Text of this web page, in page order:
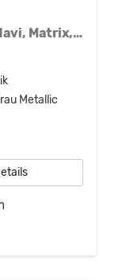
R-Line 1.5 TSI DSG R-Line, AHK, Navi, Matrix, Kamera, ACC, Winter, 4 J.-Garantie
Metallic